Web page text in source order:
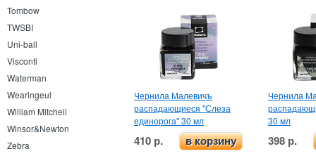
Tombow
TWSBI
Uni-ball
Visconti
Waterman
Wearingeul
William Mitchell
Winsor&Newton
Zebra
Чернила Малевичъ
распадающиеся "Слеза
единорога" 30 мл
410 р. в корзину
Чернила
30 мл
398 р.